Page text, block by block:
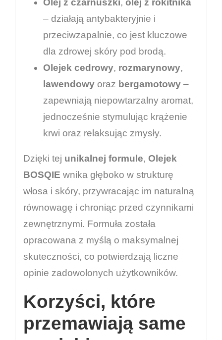
Olej z czarnuszki, olej z rokitnika
– działają antybakteryjnie i
przeciwzapalnie, co jest kluczowe
dla zdrowej skóry pod brodą.
Olejek cedrowy, rozmarynowy,
lawendowyoraz bergamotowy–
zapewniają niepowtarzalny aromat,
jednocześnie stymulując krążenie
krwi oraz relaksując zmysły.
Dzięki tej unikalnej formule, Olejek
BOSQIE wnika głęboko w strukturę
włosa i skóry, przywracając im naturalną
równowagę i chroniąc przed czynnikami
zewnętrznymi. Formuła została
opracowana z myślą o maksymalnej
skuteczności, co potwierdzają liczne
opinie zadowolonych użytkowników.
Korzyści, które
przemawiają same